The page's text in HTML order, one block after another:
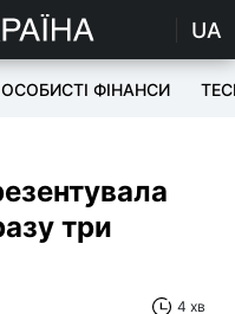
UA
ОСОБИСТІ ФІНАНСИ
три
4 хв